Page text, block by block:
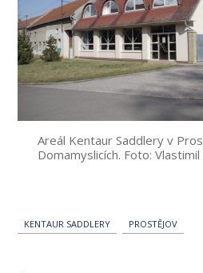
Areál Kentaur Saddlery v
Domamyslicích. Foto: Vlastimil
KENTAUR SADDLERY PROSTĚJOV